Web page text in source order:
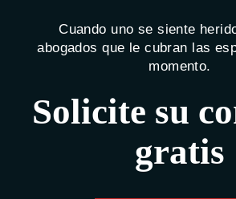
Cuando uno se siente
abogados que le cubran las
momento.
Solicite su
gratis